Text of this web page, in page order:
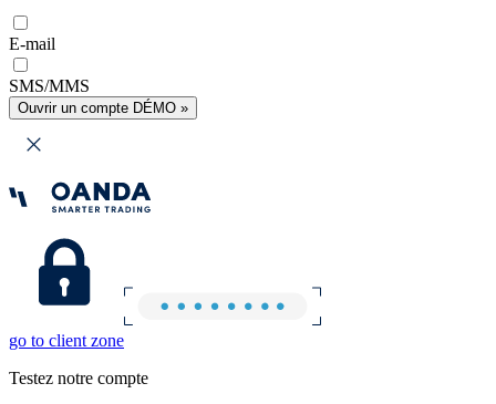
E-mail
SMS/MMS
Ouvrir un compte DÉMO »
go to client zone
Testez notre compte